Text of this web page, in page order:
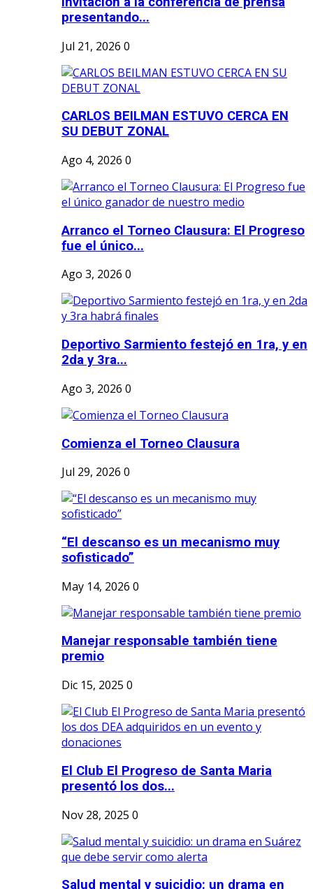
presentando...
Jul 21, 2026 0
CARLOS BEILMAN ESTUVO CERCA EN
SU DEBUT ZONAL
Ago 4, 2026 0
Arranco el Torneo Clausura: El Progreso
fue el único...
Ago 3, 2026 0
Deportivo Sarmiento festejó en 1ra, y en
2da y 3ra...
Ago 3, 2026 0
Comienza el Torneo Clausura
Jul 29, 2026 0
“El descanso es un mecanismo muy
sofisticado”
May 14, 2026 0
Manejar responsable también tiene
premio
Dic 15, 2025 0
El Club El Progreso de Santa Maria
presentó los dos...
Nov 28, 2025 0
Salud mental y suicidio: un drama en